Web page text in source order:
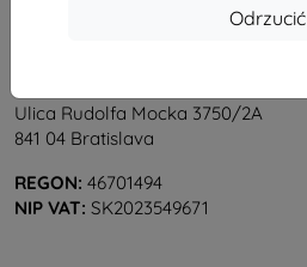
Odrzucić
Ulica Rudolfa Mocka 3750/2A
841 04 Bratislava
REGON: 46701494
NIP VAT: SK2023549671